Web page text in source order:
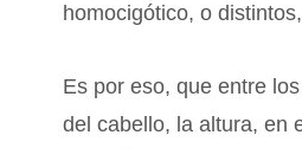
homocigótico, o
Es por eso, que entre
del cabello, la altura, en